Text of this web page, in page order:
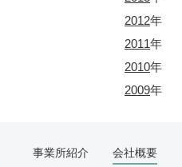
2012年
2011年
2010年
2009年
事業所紹介 会社概要